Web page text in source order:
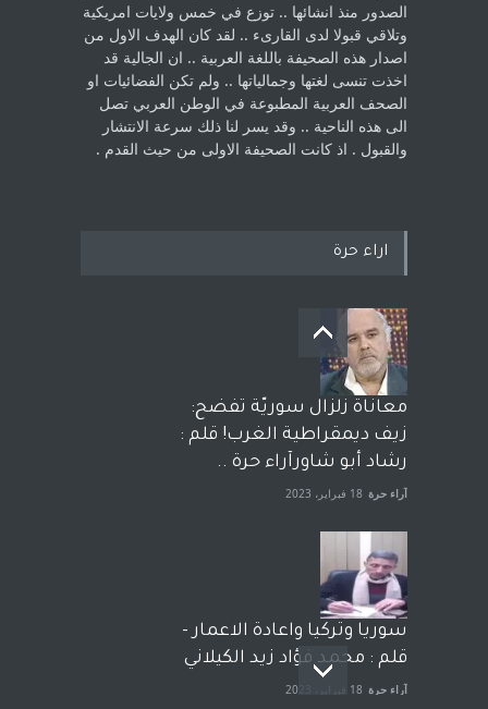
الصدور منذ انشائها .. توزع في خمس ولايات امريكية
‏وتلاقي قبولا لدى القارىء ..‏ لقد كان الهدف الاول من
اصدار هذه الصحيفة باللغة العربية .. ان الجالية قد
اخذت ‏تنسى لغتها وجمالياتها .. ولم تكن الفضائيات او
الصحف العربية المطبوعة في الوطن ‏العربي تصل
الى هذه الناحية .. وقد يسر لنا ذلك سرعة الانتشار
والقبول . اذ كانت ‏الصحيفة الاولى من حيث القدم . ‏
اراء حرة
معاناة زلزال سوريّة تفضح:
زيف ديمقراطية الغرب! قلم :
رشاد أبو شاورآراء حرة ..
آراء حرة 18 فبراير، 2023
سوريا وتركيا واعادة الاعمار -
قلم : محمد فؤاد زيد الكيلاني
آراء حرة 18 فبراير، 2023